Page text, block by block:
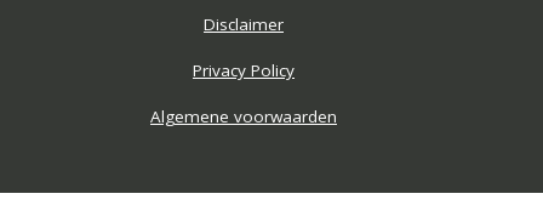
Disclaimer
Privacy Policy
Algemene voorwaarden